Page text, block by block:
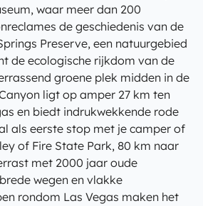
waar meer dan 200
de geschiedenis van de
Preserve, een natuurgebied
de ecologische rijkdom van de
groene plek midden in de
ligt op amper 27 km ten
en biedt indrukwekkende rode
als eerste stop met je camper of
of Fire State Park, 80 km naar
met 2000 jaar oude
wegen en vlakke
rondom Las Vegas maken het